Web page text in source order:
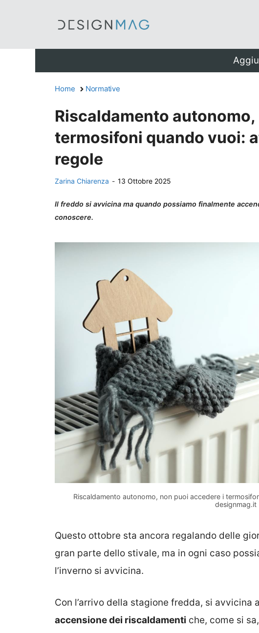
Home Normative
Riscaldamento
termosifoni quando vuoi:
regole
Zarina Chiarenza - 13 Ottobre 2025
Il freddo si avvicina ma quando possiamo finalmente
conoscere.
Riscaldamento autonomo, non puoi accedere i
designmag.it
Questo ottobre sta ancora regalando delle
gran parte dello stivale, ma in ogni caso
l’inverno si avvicina.
Con l’arrivo della stagione fredda, si avvicina
accensione dei riscaldamenti che, come si